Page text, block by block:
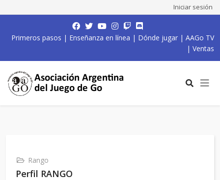
Iniciar sesión
Primeros pasos | Enseñanza en línea | Dónde jugar | AAGo TV
| Ventas
Rango
Perfil RANGO